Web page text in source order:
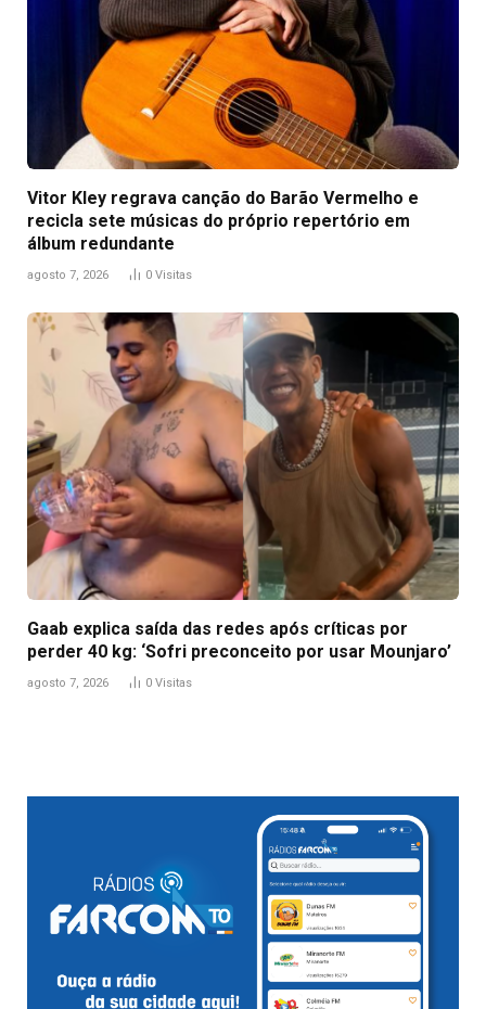
Vitor Kley regrava canção do Barão Vermelho e
recicla sete músicas do próprio repertório em
álbum redundante
agosto 7, 2026 0 Visitas
Gaab explica saída das redes após críticas por
perder 40 kg: ‘Sofri preconceito por usar Mounjaro’
agosto 7, 2026 0 Visitas